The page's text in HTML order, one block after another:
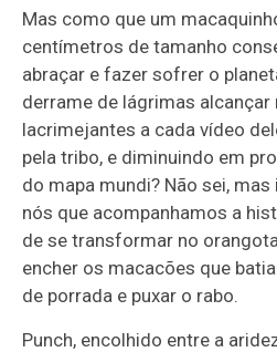
Mas como que um
centímetros de tamanho
abraçar e fazer sofrer o
derrame de lágrimas
lacrimejantes a cada vídeo
pela tribo, e diminuindo em
do mapa mundi? Não sei,
nós que acompanhamos a
de se transformar no
encher os macacões que
de porrada e puxar o rabo.
Punch, encolhido entre a